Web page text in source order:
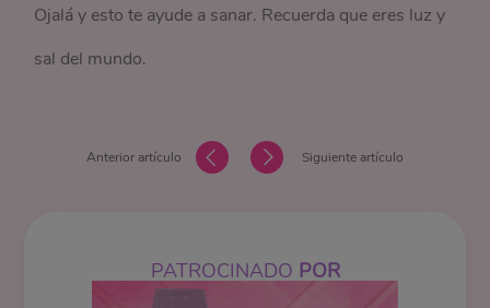
Ojalá y esto te ayude a sanar. Recuerda que eres luz y
sal del mundo.
Anterior artículo Siguiente artículo
PATROCINADO POR